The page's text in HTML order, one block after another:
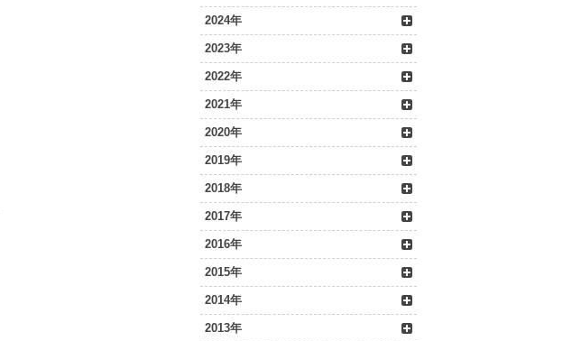
2024年
2023年
2022年
2021年
2020年
2019年
2018年
2017年
2016年
2015年
2014年
2013年